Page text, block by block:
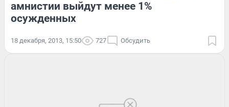
амнистии выйдут менее 1%
осужденных
18 декабря, 2013, 15:50 727 Обсудить